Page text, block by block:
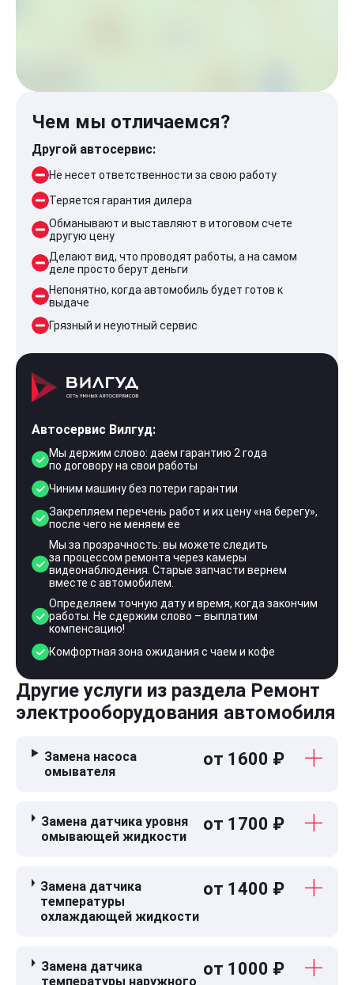
Чем мы отличаемся?
Другой автосервис:
Не несет ответственности за свою работу
Теряется гарантия дилера
Обманывают и выставляют в итоговом счете
другую цену
Делают вид, что проводят работы, а на самом
деле просто берут деньги
Непонятно, когда автомобиль будет готов к
выдаче
Грязный и неуютный сервис
Автосервис Вилгуд:
Мы держим слово: даем гарантию 2 года
по договору на свои работы
Чиним машину без потери гарантии
Закрепляем перечень работ и их цену «на берегу»,
после чего не меняем ее
Мы за прозрачность: вы можете следить
за процессом ремонта через камеры
видеонаблюдения. Старые запчасти вернем
вместе с автомобилем.
Определяем точную дату и время, когда закончим
работы. Не сдержим слово – выплатим
компенсацию!
Комфортная зона ожидания с чаем и кофе
Другие услуги из раздела Ремонт
электрооборудования автомобиля
Замена насоса
омывателя
от 1600 ₽
Замена датчика уровня
омывающей жидкости
от 1700 ₽
Замена датчика
температуры
охлаждающей жидкости
от 1400 ₽
Замена датчика
температуры наружного
от 1000 ₽